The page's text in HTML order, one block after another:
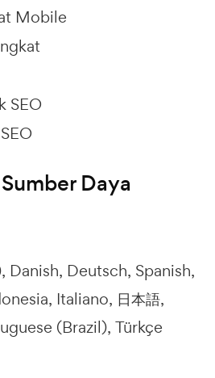
Mobile
SEO
Daya
Danish Deutsch Spanish
Italiano 日本語
(Brazil) Türkçe